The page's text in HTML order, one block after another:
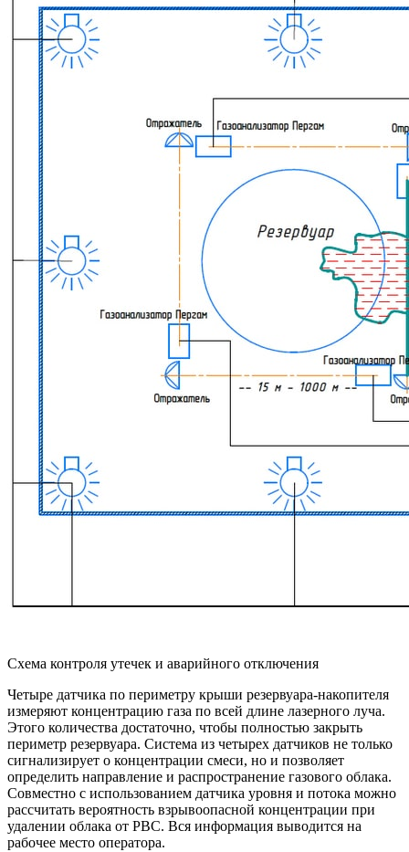
Схема контроля утечек и аварийного отключения
Четыре датчика по периметру крыши резервуара-накопителя
измеряют концентрацию газа по всей длине лазерного луча.
Этого количества достаточно, чтобы полностью закрыть
периметр резервуара. Система из четырех датчиков не только
сигнализирует о концентрации смеси, но и позволяет
определить направление и распространение газового облака.
Совместно с использованием датчика уровня и потока можно
рассчитать вероятность взрывоопасной концентрации при
удалении облака от РВС. Вся информация выводится на
рабочее место оператора.